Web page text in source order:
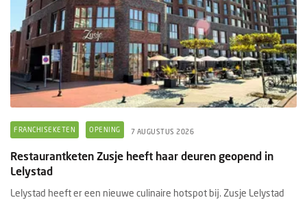
FRANCHISEKETEN OPENING 7 AUGUSTUS 2026
Restaurantketen Zusje heeft haar deuren geopend in
Lelystad
Lelystad heeft er een nieuwe culinaire hotspot bij. Zusje Lelystad